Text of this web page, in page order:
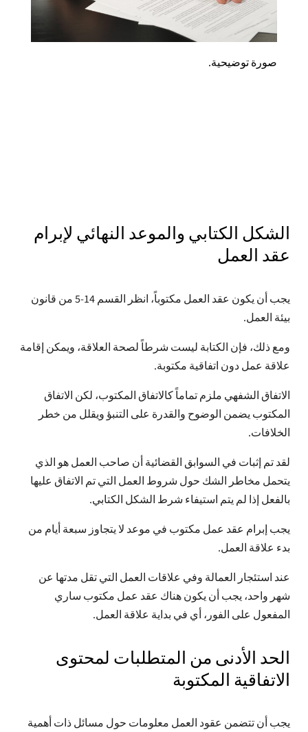
صورة توضيحية.
الشكل الكتابي والموعد النهائي لإبرام
عقد العمل
يجب أن يكون عقد العمل مكتوباً، انظر القسم 14-5 من قانون
بيئة العمل.
ومع ذلك، فإن الكتابة ليست شرطاً لصحة العلاقة، ويمكن إقامة
علاقة عمل دون اتفاقية مكتوبة.
الاتفاق الشفهي ملزم تماماً كالاتفاق المكتوب، لكن الاتفاق
المكتوب يضمن الوضوح والقدرة على التنبؤ ويقلل من خطر
الخلافات.
لقد تم إثبات في السوابق القضائية أن صاحب العمل هو الذي
يتحمل مخاطر الشك حول شروط العمل التي تم الاتفاق عليها
بالفعل إذا لم يتم استيفاء شرط الشكل الكتابي.
يجب إبرام عقد عمل مكتوب في موعد لا يتجاوز سبعة أيام من
بدء علاقة العمل.
عند استئجار العمالة وفي علاقات العمل التي تقل مدتها عن
شهر واحد، يجب أن يكون هناك عقد عمل مكتوب ساري
المفعول على الفور، أي في بداية علاقة العمل.
الحد الأدنى من المتطلبات لمحتوى
الاتفاقية المكتوبة
يجب أن تتضمن عقود العمل معلومات حول مسائل ذات أهمية